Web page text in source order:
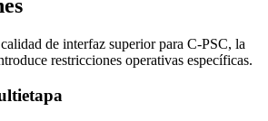
de interfaz superior para C-PSC, la
restricciones operativas específicas.